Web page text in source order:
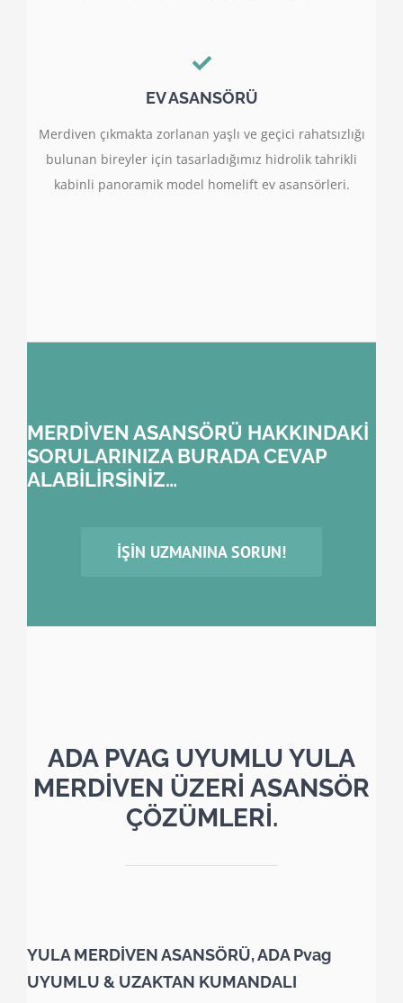
EV ASANSÖRÜ
Merdiven çıkmakta zorlanan yaşlı ve geçici rahatsızlığı
bulunan bireyler için tasarladığımız hidrolik tahrikli
kabinli panoramik model homelift ev asansörleri.
MERDİVEN ASANSÖRÜ HAKKINDAKİ
SORULARINIZA BURADA CEVAP
ALABİLİRSİNİZ…
İŞIN UZMANINA SORUN!
ADA PVAG UYUMLU YULA
MERDİVEN ÜZERİ ASANSÖR
ÇÖZÜMLERİ.
YULA MERDİVEN ASANSÖRÜ, ADA Pvag
UYUMLU & UZAKTAN KUMANDALI